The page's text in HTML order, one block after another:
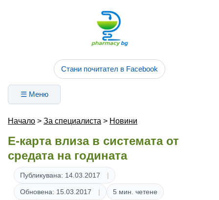
Стани почитател в Facebook
☰ Меню
Начало > За специалиста > Новини
Е-карта влиза в системата от
средата на годината
Публикувана: 14.03.2017
Обновена: 15.03.2017
5 мин. четене